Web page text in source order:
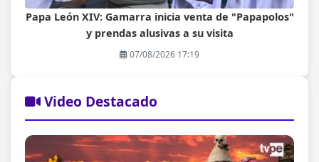
Papa León XIV: Gamarra inicia venta de "Papapolos"
y prendas alusivas a su visita
07/08/2026 17:19
Video Destacado